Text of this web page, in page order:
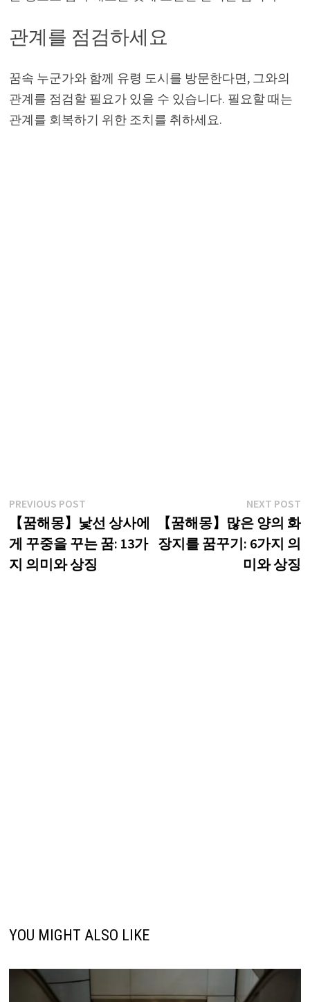
관계를 점검하세요
꿈속 누군가와 함께 유령 도시를 방문한다면, 그와의
관계를 점검할 필요가 있을 수 있습니다. 필요할 때는
관계를 회복하기 위한 조치를 취하세요.
글
탐
색
PREVIOUS POSTPrevious
post:
【꿈해몽】낯선 상사에
게 꾸중을 꾸는 꿈: 13가
지 의미와 상징
NEXT POST
【꿈해몽】많은 양의 화
장지를 꿈꾸기: 6가지 의
미와 상징
YOU MIGHT ALSO LIKE